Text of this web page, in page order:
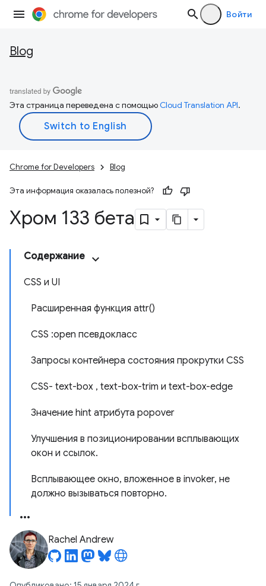
Войти
Blog
Эта страница переведена с помощьюCloud Translation API.
Chrome for Developers Blog
Эта информация оказалась полезной?
Хром 133 бета
Содержание
CSS и UI
Расширенная функция attr()
CSS :open псевдокласс
Запросы контейнера состояния прокрутки CSS
CSS- text-box , text-box-trim и text-box-edge
Значение hint атрибута popover
Улучшения в позиционировании всплывающих
окон и ссылок.
Всплывающее окно, вложенное в invoker, не
должно вызываться повторно.
Rachel Andrew